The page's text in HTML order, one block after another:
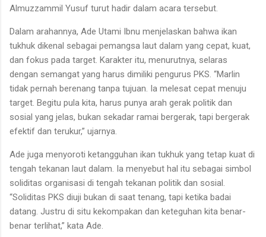
Almuzzammil Yusuf turut hadir dalam acara tersebut.
Dalam arahannya, Ade Utami Ibnu menjelaskan bahwa ikan
tukhuk dikenal sebagai pemangsa laut dalam yang cepat, kuat,
dan fokus pada target. Karakter itu, menurutnya, selaras
dengan semangat yang harus dimiliki pengurus PKS. “Marlin
tidak pernah berenang tanpa tujuan. Ia melesat cepat menuju
target. Begitu pula kita, harus punya arah gerak politik dan
sosial yang jelas, bukan sekadar ramai bergerak, tapi bergerak
efektif dan terukur,” ujarnya.
Ade juga menyoroti ketangguhan ikan tukhuk yang tetap kuat di
tengah tekanan laut dalam. Ia menyebut hal itu sebagai simbol
soliditas organisasi di tengah tekanan politik dan sosial.
“Soliditas PKS diuji bukan di saat tenang, tapi ketika badai
datang. Justru di situ kekompakan dan keteguhan kita benar-
benar terlihat,” kata Ade.